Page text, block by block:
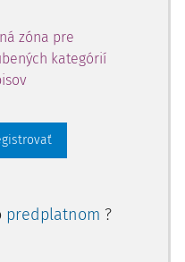
zóna pre
kategórií
predplatnom ?